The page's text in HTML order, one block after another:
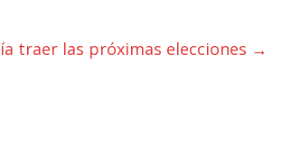
traer las próximas elecciones →